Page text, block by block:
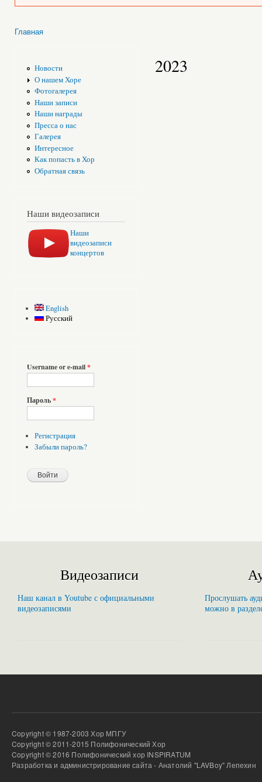
Главная
Новости
О нашем Хоре
Фотогалерея
Наши записи
Наши награды
Пресса о нас
Галерея
Интересное
Как попасть в Хор
Обратная связь
Наши видеозаписи
Наши
видеозаписи
концертов
English
Русский
Username or e-mail*
Пароль*
Регистрация
Забыли пароль?
2023
Видеозаписи
Наш канал в Youtube с официальными
видеозаписями
Прослушать
можно в
Copyright © 1987-2003 Хор МПГУ
Copyright © 2011-2015 Полифонический Хор
Copyright © 2016 Полифонический хор INSPIRATUM
Разработка и администрирование сайта - Анатолий "LAVBoy" Лепехин